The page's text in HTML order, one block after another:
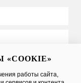
работы сайта,